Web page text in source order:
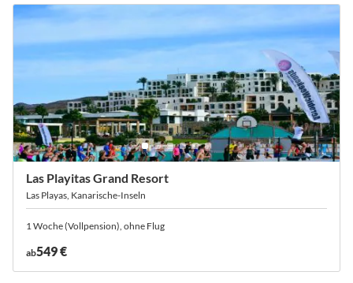
Las Playitas Grand Resort
Las Playas, Kanarische-Inseln
1 Woche (Vollpension), ohne Flug
ab549 €